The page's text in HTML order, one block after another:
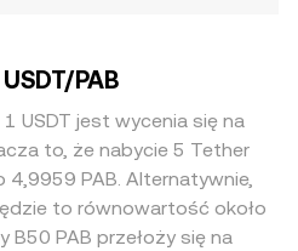
PAB
USDT jest wycenia się na
to, że nabycie 5 Tether
4,9959 PAB. Alternatywnie,
to równowartość około
PAB przełoży się na